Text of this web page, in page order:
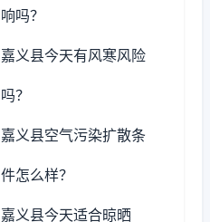
响吗？
嘉义县今天有风寒风险
吗？
嘉义县空气污染扩散条
件怎么样？
嘉义县今天适合晾晒